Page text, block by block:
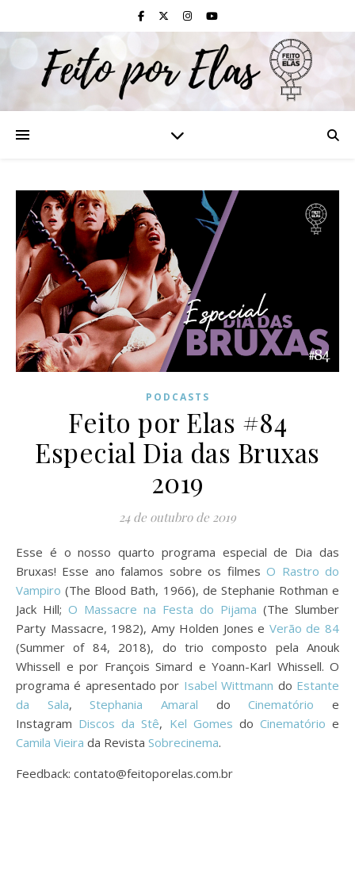
PODCASTS
Feito por Elas #84
Especial Dia das Bruxas
2019
24 de outubro de 2019
Esse é o nosso quarto programa especial de Dia das
Bruxas! Esse ano falamos sobre os filmesO Rastro do
Vampiro (The Blood Bath, 1966), de Stephanie Rothman e
Jack Hill; O Massacre na Festa do Pijama (The Slumber
Party Massacre, 1982), Amy Holden Jones e Verão de 84
(Summer of 84, 2018), do trio composto pela Anouk
Whissell e por François Simard e Yoann-Karl Whissell. O
programa é apresentado por Isabel Wittmann do Estante
da Sala,Stephania Amaral doCinematório e
Instagram Discos da Stê, Kel Gomes do Cinematório e
Camila Vieira da Revista Sobrecinema.
Feedback: contato@feitoporelas.com.br